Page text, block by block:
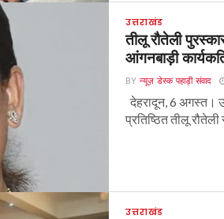
उत्तराखंड
तीलू रौतेली
आंगनबाड़ी
BYन्यूज़ डेस्क पहाड़ी संवाद
देहरादून, 6 अगस्त।
प्रतिष्ठित तीलू रौतेली
उत्तराखंड